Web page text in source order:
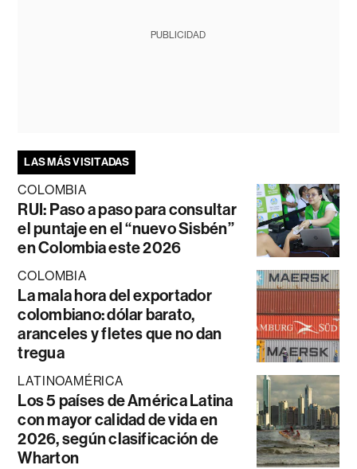
PUBLICIDAD
LAS MÁS VISITADAS
COLOMBIA
RUI: Paso a paso para consultar
el puntaje en el “nuevo Sisbén”
en Colombia este 2026
COLOMBIA
La mala hora del exportador
colombiano: dólar barato,
aranceles y fletes que no dan
tregua
LATINOAMÉRICA
Los 5 países de América Latina
con mayor calidad de vida en
2026, según clasificación de
Wharton